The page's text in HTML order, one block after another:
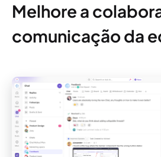
Melhore a
comunicação da